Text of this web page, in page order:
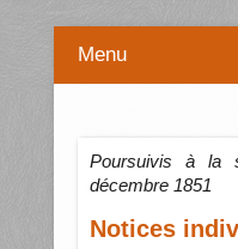
Menu
Poursuivis à la
décembre 1851
Notices